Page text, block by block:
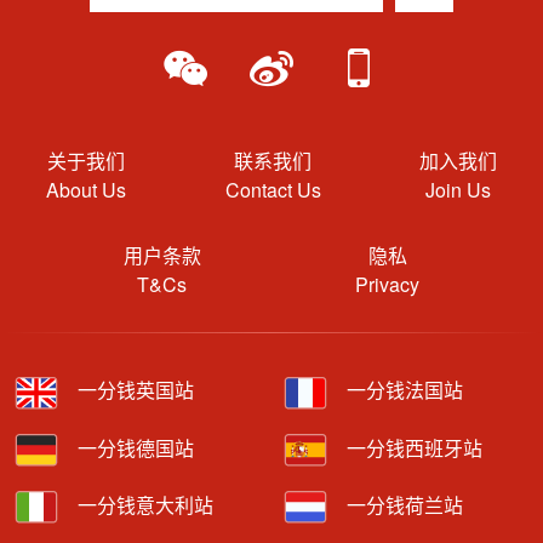
关于我们
About Us
联系我们
Contact Us
加入我们
Join Us
用户条款
T&Cs
隐私
Privacy
一分钱英国站 一分钱法国站
一分钱德国站 一分钱西班牙站
一分钱意大利站 一分钱荷兰站